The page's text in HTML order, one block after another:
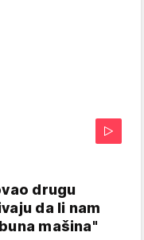
drugu
da li nam
mašina"